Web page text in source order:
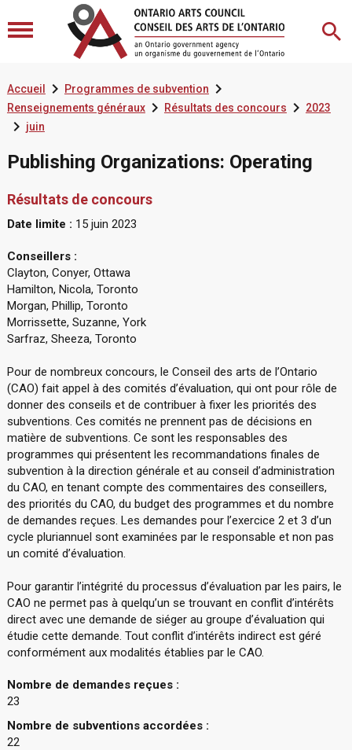
Accueil  Programmes de subvention
Renseignements généraux Résultats des concours 2023
juin
Publishing Organizations: Operating
Résultats de concours
Date limite : 15 juin 2023
Conseillers :
Clayton, Conyer, Ottawa
Hamilton, Nicola, Toronto
Morgan, Phillip, Toronto
Morrissette, Suzanne, York
Sarfraz, Sheeza, Toronto
Pour de nombreux concours, le Conseil des arts de l’Ontario
(CAO) fait appel à des comités d’évaluation, qui ont pour rôle de
donner des conseils et de contribuer à fixer les priorités des
subventions. Ces comités ne prennent pas de décisions en
matière de subventions. Ce sont les responsables des
programmes qui présentent les recommandations finales de
subvention à la direction générale et au conseil d’administration
du CAO, en tenant compte des commentaires des conseillers,
des priorités du CAO, du budget des programmes et du nombre
de demandes reçues. Les demandes pour l’exercice 2 et 3 d’un
cycle pluriannuel sont examinées par le responsable et non pas
un comité d’évaluation.
Pour garantir l’intégrité du processus d’évaluation par les pairs, le
CAO ne permet pas à quelqu’un se trouvant en conflit d’intérêts
direct avec une demande de siéger au groupe d’évaluation qui
étudie cette demande. Tout conflit d’intérêts indirect est géré
conformément aux modalités établies par le CAO.
Nombre de demandes reçues :
23
Nombre de subventions accordées :
22